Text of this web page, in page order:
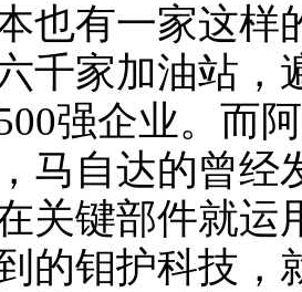
也有一家这样
千家加油站，
强企业。而
马自达的曾经
关键部件就运
的钼护科技，